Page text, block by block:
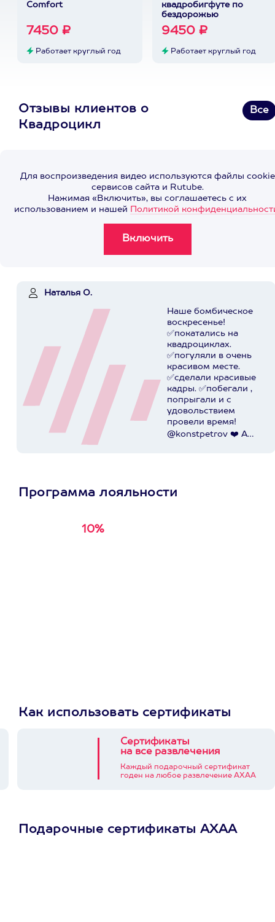
Comfort
7450 ₽
Работает круглый год
квадробигфуте по
бездорожью
9450 ₽
Работает круглый год
Отзывы клиентов о
Квадроцикл
Все
Для воспроизведения видео используются файлы cookie
сервисов сайта и Rutube.
Нажимая «Включить», вы соглашаетесь с их
использованием и нашей Политикой
Наталья О.
Наше бомбическое
воскресенье!
✅покатались на
квадроциклах.
✅погуляли в очень
красивом месте.
✅сделали красивые
кадры. ✅побегали ,
попрыгали и с
удовольствием
провели время!
@konstpetrov ❤️ А
Программа лояльности
10%
Как использовать сертификаты
Сертификаты
на все развлечения
Каждый подарочный сертификат
годен на любое развлечение АХАА
Подарочные сертификаты АХАА